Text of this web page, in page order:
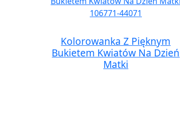
Kolorowanka Z Pięknym
Bukietem Kwiatów Na Dzień
Matki